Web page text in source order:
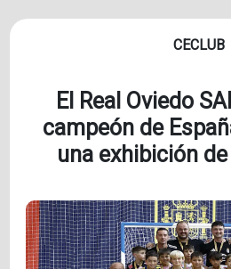
CECLUB
El Real Oviedo
campeón de
una exhibición